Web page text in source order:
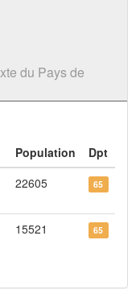
du Pays de
Population
Dpt
22605 65
15521 65